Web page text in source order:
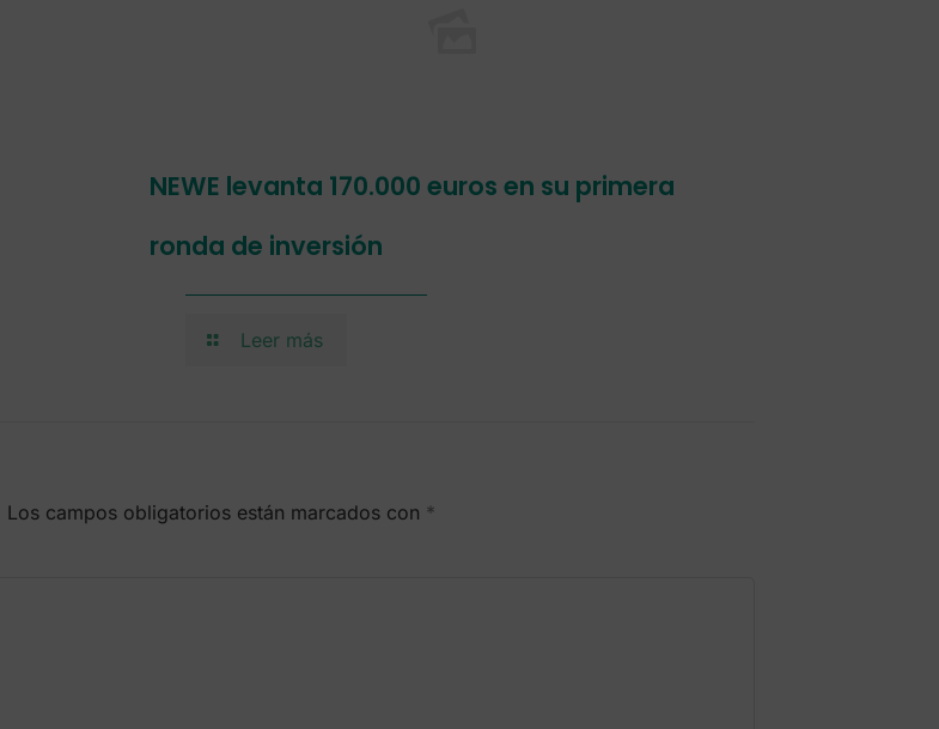
NEWE levanta 170.000 euros en su primera
ronda de inversión
Leer más
Los campos obligatorios están marcados con *